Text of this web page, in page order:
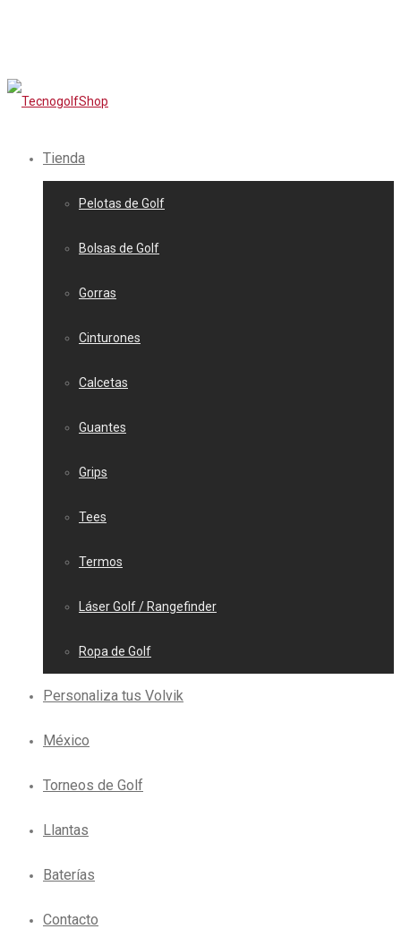
Tienda
Pelotas de Golf
Bolsas de Golf
Gorras
Cinturones
Calcetas
Guantes
Grips
Tees
Termos
Láser Golf / Rangefinder
Ropa de Golf
Personaliza tus Volvik
México
Torneos de Golf
Llantas
Baterías
Contacto